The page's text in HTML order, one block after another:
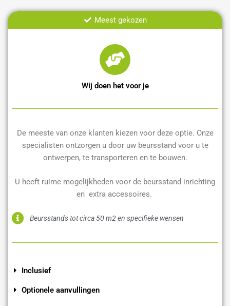
Meest gekozen
Wij doen het voor je
De meeste van onze klanten kiezen voor deze optie. Onze
specialisten ontzorgen u door uw beursstand voor u te
ontwerpen, te transporteren en te bouwen.
U heeft ruime mogelijkheden voor de beursstand inrichting
en extra accessoires.
Beursstands tot circa 50 m2 en specifieke wensen
Inclusief
Optionele aanvullingen